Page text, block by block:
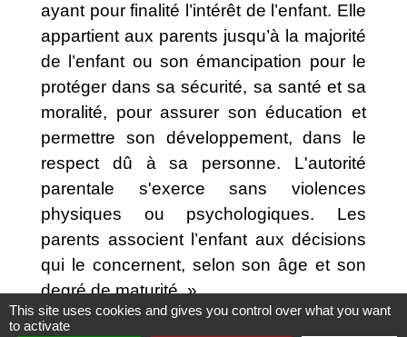
ayant pour finalité l’intérêt de l’enfant. Elle
appartient aux parents jusqu’à la majorité
de l’enfant ou son émancipation pour le
protéger dans sa sécurité, sa santé et sa
moralité, pour assurer son éducation et
permettre son développement, dans le
respect dû à sa personne. L'autorité
parentale s'exerce sans violences
physiques ou psychologiques. Les
parents associent l’enfant aux décisions
qui le concernent, selon son âge et son
degré de maturité. »
Article 371-2 : « Chacun des parents
This site uses cookies and gives you control over what you want
to activate